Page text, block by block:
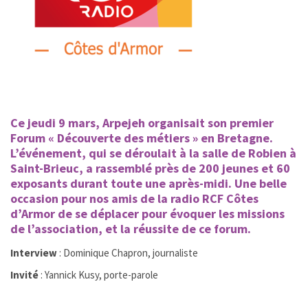
Ce jeudi 9 mars, Arpejeh organisait son premier
Forum « Découverte des métiers » en Bretagne.
L’événement, qui se déroulait à la salle de Robien à
Saint-Brieuc, a rassemblé près de 200 jeunes et 60
exposants durant toute une après-midi. Une belle
occasion pour nos amis de la radio RCF Côtes
d’Armor de se déplacer pour évoquer les missions
de l’association, et la réussite de ce forum.
Interview : Dominique Chapron, journaliste
Invité : Yannick Kusy, porte-parole